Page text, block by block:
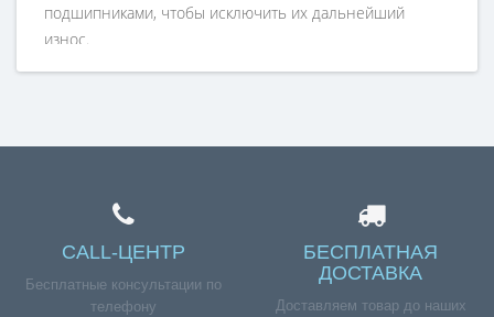
подшипниками, чтобы исключить их дальнейший
износ.
CALL-ЦЕНТР
Бесплатные консультации по
телефону
БЕСПЛАТНАЯ
ДОСТАВКА
Доставляем товар до наших